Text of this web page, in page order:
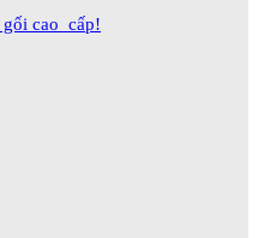
cao cấp!